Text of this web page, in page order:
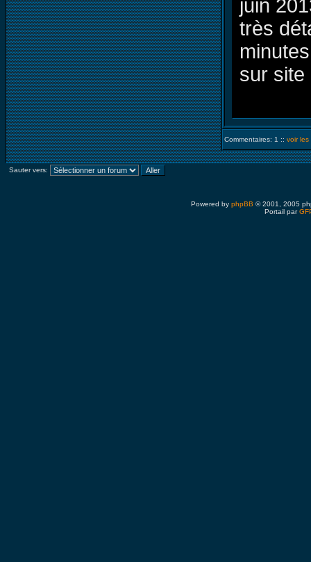
juin
très
sur site
Commentaires: 1 :: voir les
Sauter vers:
Powered by phpBB © 2001, 2005
Portail par